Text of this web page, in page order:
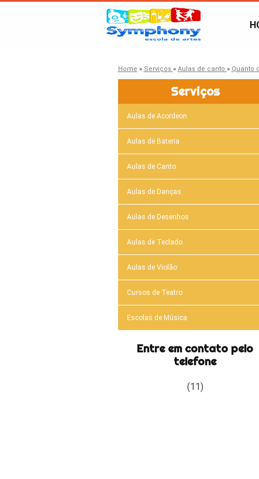
Home » Serviços » Aulas de canto » Quanto
Serviços
Aulas de Acordeon
Aulas de Bateria
Aulas de Canto
Aulas de Danças
Aulas de Desenhos
Aulas de Teclado
Aulas de Violão
Cursos de Teatro
Escolas de Música
Entre em contato pelo
telefone
(11)